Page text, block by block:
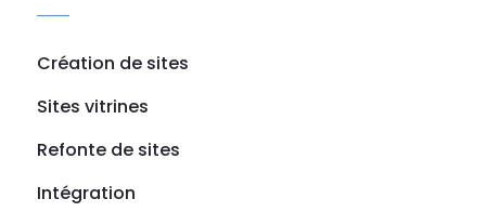
Création de sites
Sites vitrines
Refonte de sites
Intégration